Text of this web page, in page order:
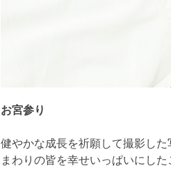
お宮参り
健やかな成長を祈願して撮影した
まわりの皆を幸せいっぱいにし